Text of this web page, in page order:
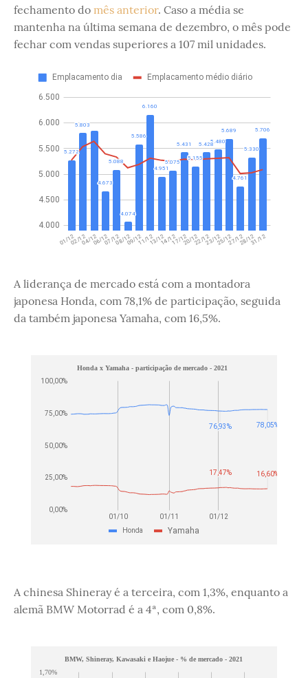
fechamento do mês anterior. Caso a média se
mantenha na última semana de dezembro, o mês pode
fechar com vendas superiores a 107 mil unidades.
A liderança de mercado está com a montadora
japonesa Honda, com 78,1% de participação, seguida
da também japonesa Yamaha, com 16,5%.
A chinesa Shineray é a terceira, com 1,3%, enquanto a
alemã BMW Motorrad é a 4ª, com 0,8%.